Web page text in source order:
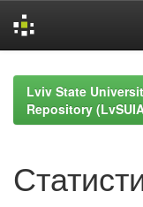
navigationLviv State
Repository